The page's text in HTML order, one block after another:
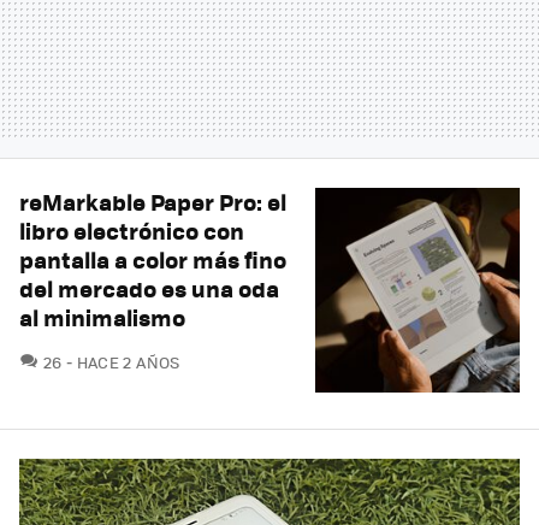
reMarkable Paper Pro: el
libro electrónico con
pantalla a color más fino
del mercado es una oda
al minimalismo
26 COMENTARIOS
HACE 2 AÑOS